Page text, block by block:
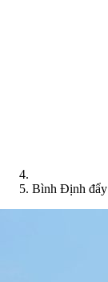
Bình Định đẩy